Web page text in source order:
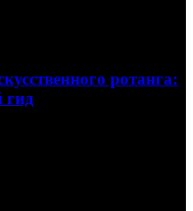
ротанга:
гид